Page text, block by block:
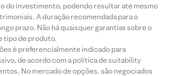
do investimento, podendo resultar até mesmo
A duração recomendada para o
prazo. Não há quaisquer garantias sobre o
tipo de produto.
é preferencialmente indicado para
de acordo com a política de suitability
No mercado de opções, são negociados